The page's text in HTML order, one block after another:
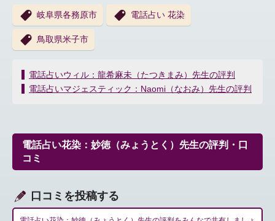
岐阜県各務原市 電話占い 花染
鳥取県米子市
投
稿
ー
シ
電話占いウィル：龍希麻未（たつきまみ）先生の評判
電話占いマジェスティック：Naomi（なおみ）先生の評判
電話占い花染：妙徳（みょうとく）先生の評判・口
コミ
口コミを投稿する